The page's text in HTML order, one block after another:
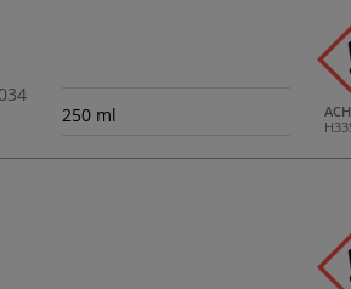
250 ml